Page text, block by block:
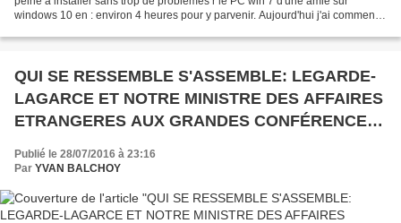
windows 10 en : environ 4 heures pour y parvenir. Aujourd'hui j'ai commencé
QUI SE RESSEMBLE S'ASSEMBLE: LEGARDE-
LAGARCE ET NOTRE MINISTRE DES AFFAIRES
ETRANGERES AUX GRANDES CONFÉRENCES
Publié le 28/07/2016 à 23:16
Par YVAN BALCHOY